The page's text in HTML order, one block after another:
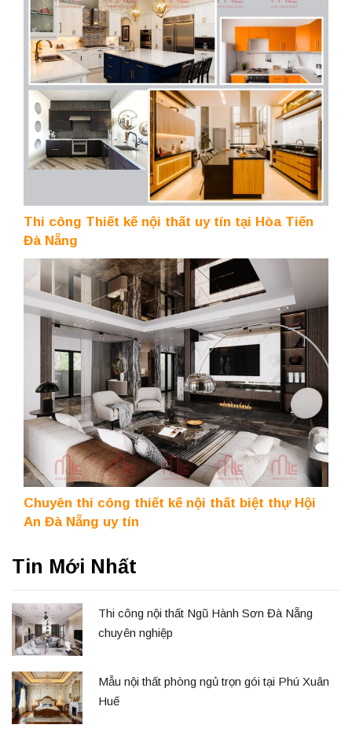
Thi công Thiết kế nội thất uy tín tại Hòa Tiến
Đà Nẵng
Chuyên thi công thiết kế nội thất biệt thự Hội
An Đà Nẵng uy tín
Tin Mới Nhất
Thi công nội thất Ngũ Hành Sơn Đà Nẵng
chuyên nghiệp
Mẫu nội thất phòng ngủ trọn gói tại Phú Xuân
Huế